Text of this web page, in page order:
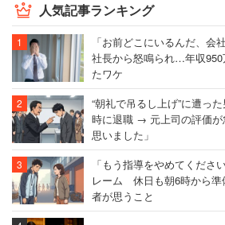
人気記事ランキング
「お前どこにいるんだ、会
社長から怒鳴られ…年収950
たワケ
“朝礼で吊るし上げ”に遭っ
時に退職 → 元上司の評価が
思いました」
「もう指導をやめてくださ
レーム 休日も朝6時から準
者が思うこと